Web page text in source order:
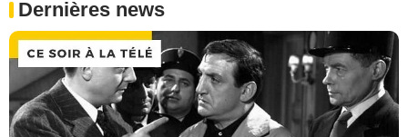
Dernières news